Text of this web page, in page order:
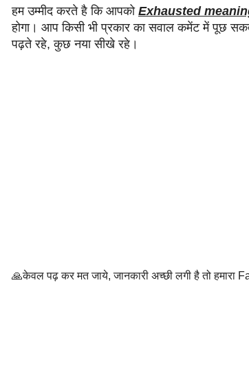
हम उम्मीद करते है कि आपको Exhausted
होगा। आप किसी भी प्रकार का सवाल कमेंट में पूछ
पढ़ते रहे, कुछ नया सीखे रहे।
🙏केवल पढ़ कर मत जाये, जानकारी अच्छी लगी है तो